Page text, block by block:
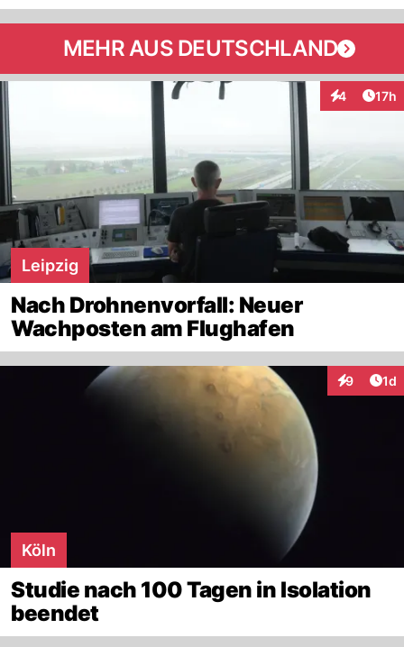
MEHR AUS DEUTSCHLAND
4 17h
Leipzig
Nach Drohnenvorfall: Neuer
Wachposten am Flughafen
9 1d
Köln
Studie nach 100 Tagen in Isolation
beendet